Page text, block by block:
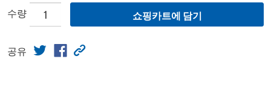
수량 쇼핑카트에 담기
공유